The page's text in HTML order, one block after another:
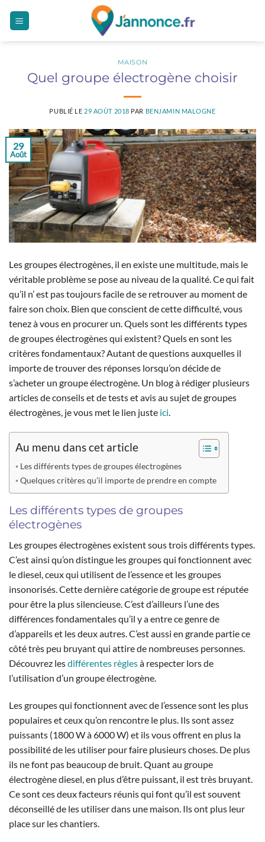
MAISON
Quel groupe électrogène choisir
PUBLIÉ LE 29 AOÛT 2018 PAR BENJAMIN MALOGNE
29
Août
Les groupes électrogènes, il en existe une multitude, mais le
véritable problème se pose au niveau de la qualité. Ce qui fait
qu’il n’ est pas toujours facile de se retrouver au moment de
faire son choix. Bien que conscient de cette difficulté, vous
tenez à vous en procurer un. Quels sont les différents types
de groupes électrogènes qui existent?Quels en sont les
critères fondamentaux? Autant de questions auxquelles il
importe de trouver des réponses lorsqu’on décide de
s’acheter un groupe électrogène. Un blog à rédiger plusieurs
articles de conseils et de tests et avis au sujet de groupes
électrogènes, je vous met le lien juste ici.
Au menu dans cet article
Les différents types de groupes électrogènes
Quelques critères qu’il importe de prendre en compte
Les différents types de groupes
électrogènes
Les groupes électrogènes existent sous trois différents types.
C’est ainsi qu’on distingue les groupes qui fonctionnent avec
le diesel, ceux qui utilisent de l’essence et les groupes
insonorisés. Cette dernière catégorie de groupe est réputée
pour être la plus silencieuse. C’est d’ailleurs l’une des
différences fondamentales qu’il y a entre ce genre de
d’appareils et les deux autres. C’est aussi en grande partie ce
côté très peu bruyant qui attire de nombreuses personnes.
Découvrez lesdifférentes règlesà respecter lors de
l’utilisation d’un groupe électrogène.
Les groupes qui fonctionnent avec de l’essence sont les plus
populaires et ceux qu’on rencontre le plus. Ils sont assez
puissants (1800 W à 6000 W) et ils vous offrent en plus la
possibilité de les utiliser pour faire plusieurs choses. De plus
ils ne font pas beaucoup de bruit. Quant au groupe
électrogène diesel, en plus d’être puissant, il est très bruyant.
Ce sont ces deux facteurs réunis qui font qu’il est souvent
déconseillé de les utiliser dans une maison. Ils ont plus leur
place sur les chantiers.